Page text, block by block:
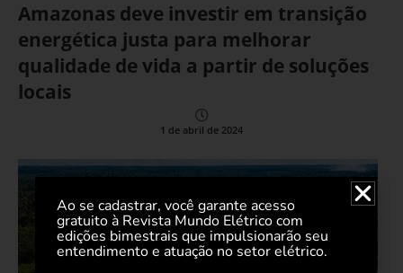
Amazonas deve investir em transição
energética justa para melhorar
qualidade de vida a partir de soluções
locais
1 de abril de 2024
Ao se cadastrar, você garante acesso
gratuito à Revista Mundo Elétrico com
edições bimestrais que impulsionarão seu
entendimento e atuação no setor elétrico.